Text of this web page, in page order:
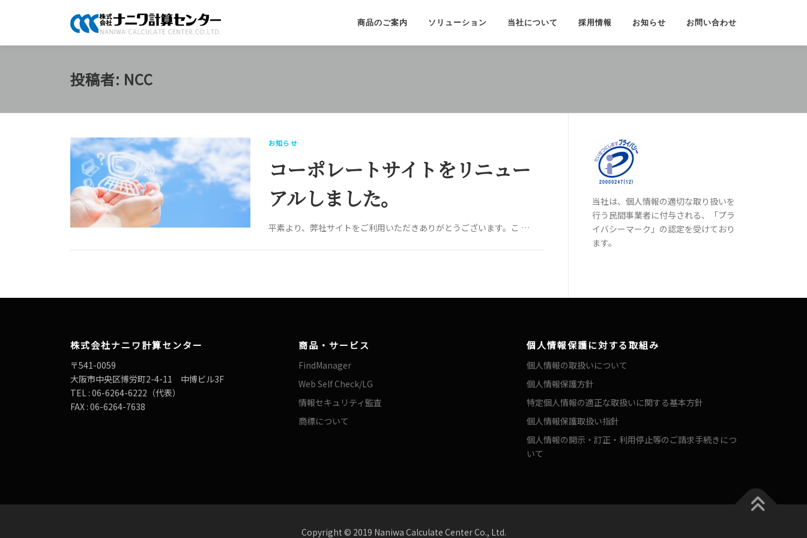
ン
ッ
商品のご案内 ソリューション 当社について 採用情報 お知らせ お問い合わせ
投稿者: NCC
お知らせ
コーポレートサイトをリニュー
アルしました。
平素より、弊社サイトをご利用いただきありがとうございます。こ …
当社は、個人情報の適切な取り扱いを
行う民間事業者に付与される、「プラ
イバシーマーク」の認定を受けており
ます。
株式会社ナニワ計算センター
〒541-0059
大阪市中央区博労町2-4-11 中博ビル3F
TEL : 06-6264-6222（代表）
FAX : 06-6264-7638
商品・サービス
FindManager
Web Self Check/LG
情報セキュリティ監査
商標について
個人情報保護に対する取組み
個人情報の取扱いについて
個人情報保護方針
特定個人情報の適正な取扱いに関する基本方針
個人情報保護取扱い指針
個人情報の開示・訂正・利用停止等のご請求手続きにつ
いて
Copyright © 2019 Naniwa Calculate Center Co., Ltd.